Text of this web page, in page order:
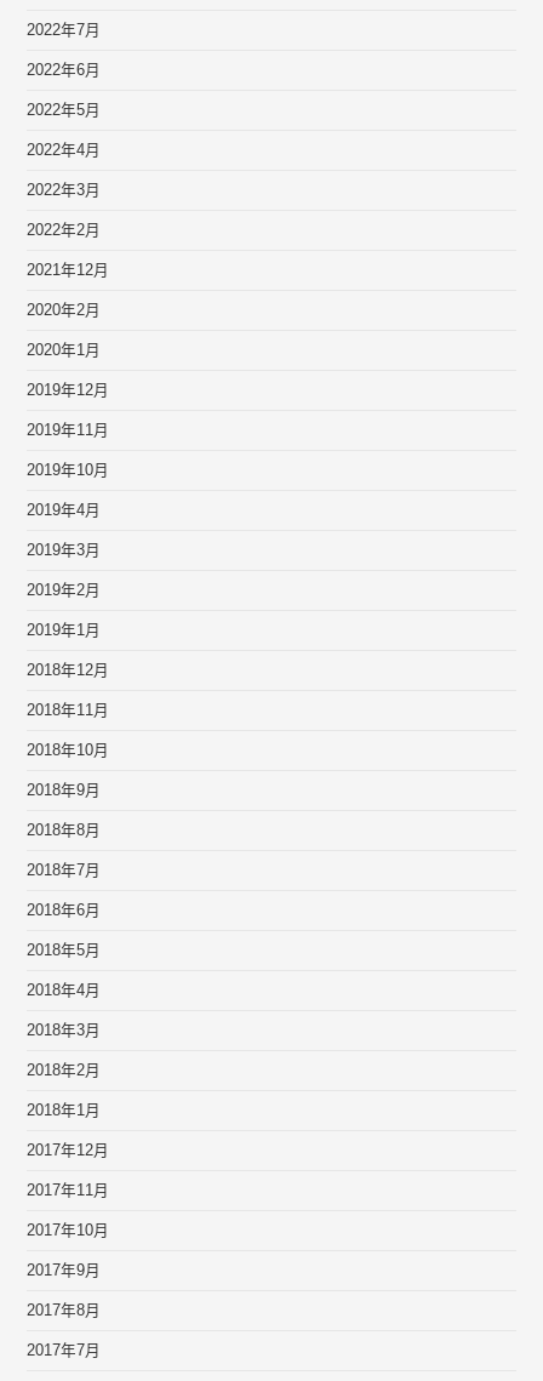
2022年7月
2022年6月
2022年5月
2022年4月
2022年3月
2022年2月
2021年12月
2020年2月
2020年1月
2019年12月
2019年11月
2019年10月
2019年4月
2019年3月
2019年2月
2019年1月
2018年12月
2018年11月
2018年10月
2018年9月
2018年8月
2018年7月
2018年6月
2018年5月
2018年4月
2018年3月
2018年2月
2018年1月
2017年12月
2017年11月
2017年10月
2017年9月
2017年8月
2017年7月